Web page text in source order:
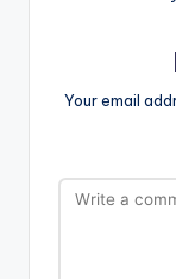
Your email